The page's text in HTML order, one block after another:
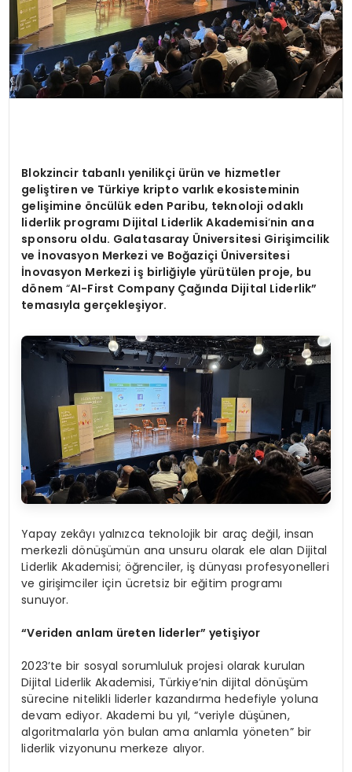
Blokzincir tabanlı yenilikçi ürün ve hizmetler
geliştiren ve Türkiye kripto varlık ekosisteminin
gelişimine öncülük eden Paribu, teknoloji odaklı
liderlik programı Dijital Liderlik Akademisi’nin ana
sponsoru oldu. Galatasaray Üniversitesi Girişimcilik
ve İnovasyon Merkezi ve Boğaziçi Üniversitesi
İnovasyon Merkezi iş birliğiyle yürütülen proje, bu
dönem “AI-First Company Çağında Dijital Liderlik”
temasıyla gerçekleşiyor.
Yapay zekâyı yalnızca teknolojik bir araç değil, insan
merkezli dönüşümün ana unsuru olarak ele alan Dijital
Liderlik Akademisi; öğrenciler, iş dünyası profesyonelleri
ve girişimciler için ücretsiz bir eğitim programı
sunuyor.
“Veriden anlam üreten liderler” yetişiyor
2023’te bir sosyal sorumluluk projesi olarak kurulan
Dijital Liderlik Akademisi, Türkiye’nin dijital dönüşüm
sürecine nitelikli liderler kazandırma hedefiyle yoluna
devam ediyor. Akademi bu yıl, “veriyle düşünen,
algoritmalarla yön bulan ama anlamla yöneten” bir
liderlik vizyonunu merkeze alıyor.